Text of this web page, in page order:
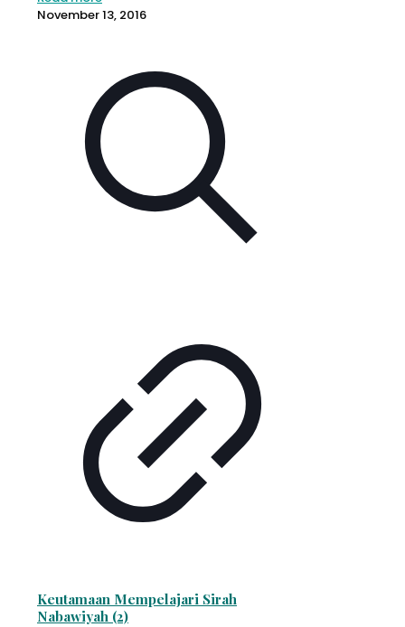
November 13, 2016
Keutamaan Mempelajari Sirah
Nabawiyah (2)